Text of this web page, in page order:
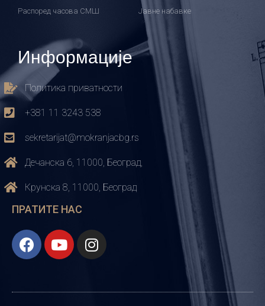
Распоред часова СМШ
Јавне набавке
Информације
Политика приватности
+381 11 3243 538
sekretarijat@mokranjacbg.rs
Дечанска 6, 11000, Београд,
Крунска 8, 11000, Београд
ПРАТИТЕ НАС